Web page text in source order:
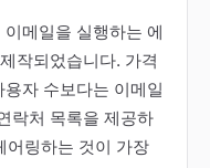
메일을 실행하는 에
작되었습니다. 가격
자 수보다는 이메일
락처 목록을 제공하
링하는 것이 가장